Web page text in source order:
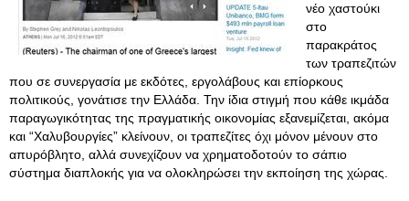
νέο χαστούκι
στο
παρακράτος
των τραπεζιτών
που σε συνεργασία με εκδότες, εργολάβους και επίορκους
πολιτικούς, γονάτισε την Ελλάδα. Την ίδια στιγμή που κάθε ικμάδα
παραγωγικότητας της πραγματικής οικονομίας εξανεμίζεται, ακόμα
και “Χαλυβουργίες” κλείνουν, οι τραπεζίτες όχι μόνον μένουν στο
απυρόβλητο, αλλά συνεχίζουν να χρηματοδοτούν το σάπιο
σύστημα διαπλοκής για να ολοκληρώσει την εκποίηση της χώρας.